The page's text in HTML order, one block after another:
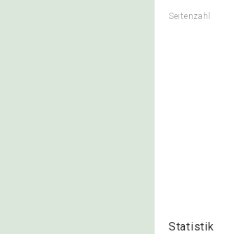
Seitenzahl
Statistik